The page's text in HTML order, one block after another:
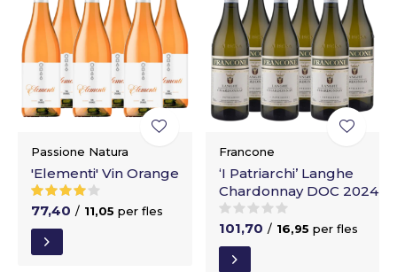
Passione Natura
'Elementi' Vin Orange
77,40 / 11,05 per fles
Francone
‘I Patriarchi’ Langhe
Chardonnay DOC 2024
101,70 / 16,95 per fles